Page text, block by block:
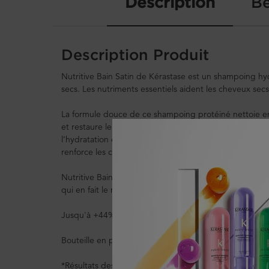
Description Produit
Nutritive Bain Satin de Kérastase est un shampoing
secs. Les nutriments essentiels aident les cheveux
La formule douce de ce shampoing protéiné nettoie
et restaure le volume et le lustre des cheveux tout en
l’hydratation et en adoucissant la chevelure. Ce
renforce les cheveux pour combattre la déshydratation.
Nutritive Bain Satin a une texture en gel crémeux
qui en fait le meilleur shampoing hydratant pour
Jusqu'à +44%* d'hydratation immédiate et 72h de
Bouteille en plastique recyclé à 95%.
*Résultats des tests instrumentaux après l'application